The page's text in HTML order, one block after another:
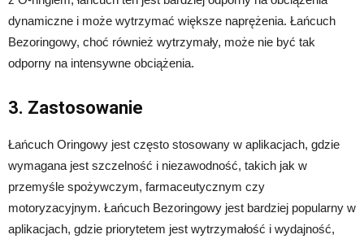
dynamiczne i może wytrzymać większe naprężenia. Łańcuch
Bezoringowy, choć również wytrzymały, może nie być tak
odporny na intensywne obciążenia.
3. Zastosowanie
Łańcuch Oringowy jest często stosowany w aplikacjach, gdzie
wymagana jest szczelność i niezawodność, takich jak w
przemyśle spożywczym, farmaceutycznym czy
motoryzacyjnym. Łańcuch Bezoringowy jest bardziej popularny w
aplikacjach, gdzie priorytetem jest wytrzymałość i wydajność,